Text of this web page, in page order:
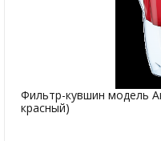
Фильтр-кувшин модель
красный)